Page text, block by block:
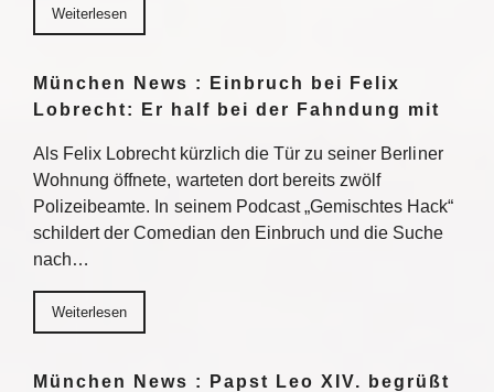
Weiterlesen
München News : Einbruch bei Felix
Lobrecht: Er half bei der Fahndung mit
Als Felix Lobrecht kürzlich die Tür zu seiner Berliner
Wohnung öffnete, warteten dort bereits zwölf
Polizeibeamte. In seinem Podcast „Gemischtes Hack“
schildert der Comedian den Einbruch und die Suche
nach…
Weiterlesen
München News : Papst Leo XIV. begrüßt